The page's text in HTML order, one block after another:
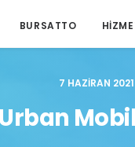
BURSATTO
7 HAZIRAN 2021
Urban